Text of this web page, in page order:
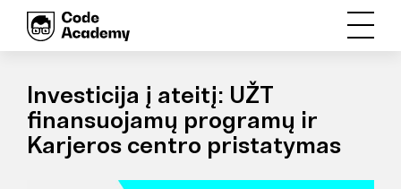
Investicija į ateitį: UŽT
finansuojamų programų ir
Karjeros centro pristatymas